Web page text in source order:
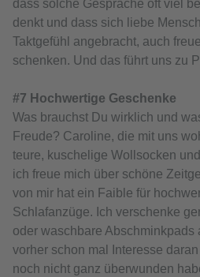
dass solche Gespräche oft viel
denkt und dass sich liebe
Taktgefühl angebracht, auch
schenken. Und das führt uns zu
#7 Hochwertige Geschenke
Was brauchst Du wirklich und
Freude? Caroline, die mit uns
teure, kuschelige Wollsocken
ich freue mich über schöne
von mir hat ein Faible für
Schlafanzüge. Ich verschenke
oder waschbare Abschminkpads
vorher schon mal Interesse
noch nicht ganz überwunden